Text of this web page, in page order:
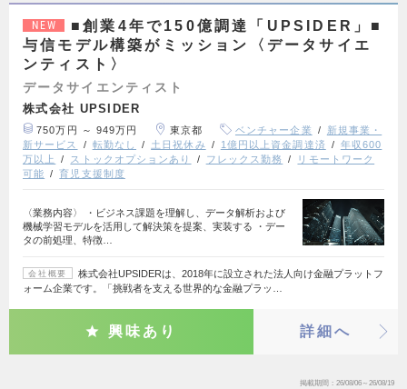
NEW
■創業4年で150億調達「UPSIDER」■
与信モデル構築がミッション〈データサイエ
ンティスト〉
データサイエンティスト
株式会社 UPSIDER
750万円 ～ 949万円 東京都 ベンチャー企業
新規事業・
新サービス
転勤なし 土日祝休み 1億円以上資金調達済
年収600
万以上
ストックオプションあり フレックス勤務
リモートワーク
可能
育児支援制度
〈業務内容〉 ・ビジネス課題を理解し、データ解析および
機械学習モデルを活用して解決策を提案、実装する ・デー
タの前処理、特徴…
会社概要
株式会社UPSIDERは、2018年に設立された法人向け金融プラットフ
ォーム企業です。「挑戦者を支える世界的な金融プラッ…
興味あり 詳細へ
掲載期間 26/08/06～26/08/19